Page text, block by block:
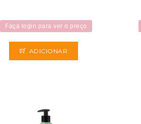
Faça login para ver o preço
ADICIONAR